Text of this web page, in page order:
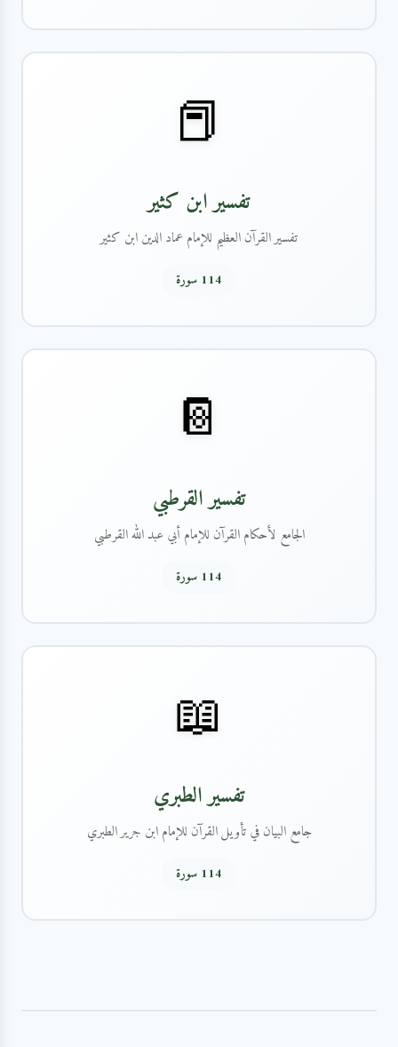
📕
تفسير ابن كثير
تفسير القرآن العظيم للإمام عماد الدين ابن كثير
114 سورة
📔
تفسير القرطبي
الجامع لأحكام القرآن للإمام أبي عبد الله القرطبي
114 سورة
📖
تفسير الطبري
جامع البيان في تأويل القرآن للإمام ابن جرير الطبري
114 سورة